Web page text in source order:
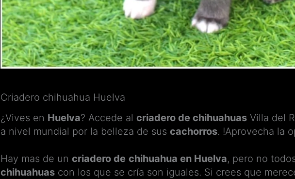
Criadero chihuahua Huelva
¿Vives en Huelva? Accede al criadero de chihuahuas Villa del
a nivel mundial por la belleza de sus cachorros. !Aprovecha la
Hay mas de un criadero de chihuahua en Huelva, pero no
chihuahuas con los que se cría son iguales. Si crees que